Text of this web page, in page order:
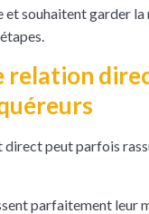
et souhaitent garder la
relation
direct peut parfois
parfaitement leur